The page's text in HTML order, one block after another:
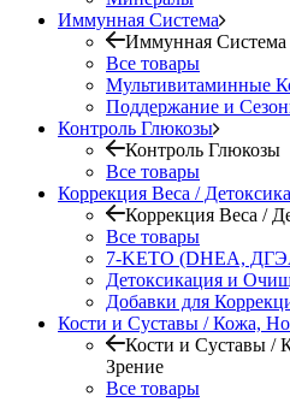
Иммунная Система
Иммунная Система
Все товары
Мультивитаминные
Поддержание и
Контроль Глюкозы
Контроль Глюкозы
Все товары
Коррекция Веса /
Коррекция Веса /
Все товары
7-KETO (DHEA,
Детоксикация и
Добавки для
Кости и Суставы / Кожа,
Кости и Суставы /
Зрение
Все товары